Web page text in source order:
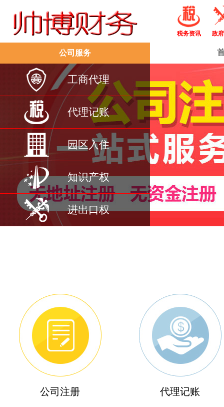
税务资讯 政
公司服务
工商代理
代理记账
园区入住
知识产权
进出口权
公司注册 代理记账